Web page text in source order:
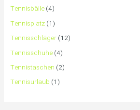
Tennisbälle (4)
Tennisplatz (1)
Tennisschläger (12)
Tennisschuhe (4)
Tennistaschen (2)
Tennisurlaub (1)